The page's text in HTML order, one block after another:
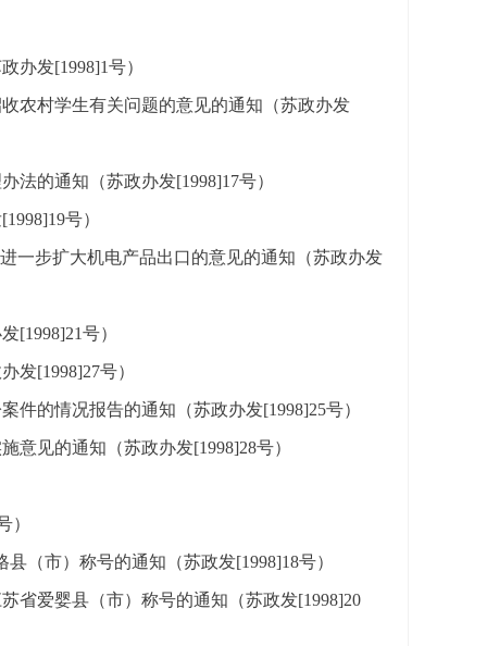
办发[1998]1号）
农村学生有关问题的意见的通知（苏政办发
法的通知（苏政办发[1998]17号）
号）
一步扩大机电产品出口的意见的通知（苏政办发
[1998]21号）
发[1998]27号）
件的情况报告的通知（苏政办发[1998]25号）
意见的通知（苏政办发[1998]28号）
）
（市）称号的通知（苏政发[1998]18号）
省爱婴县（市）称号的通知（苏政发[1998]20